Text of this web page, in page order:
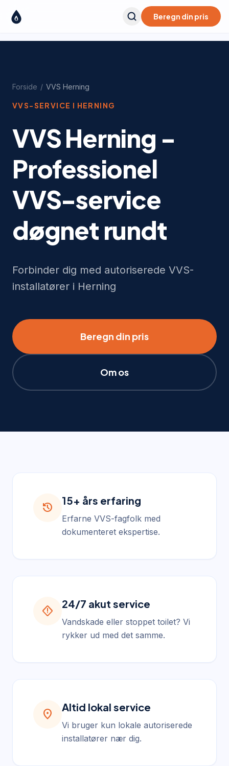
Beregn din pris
Forside / VVS Herning
VVS-SERVICE I HERNING
VVS Herning -
Professionel
VVS-service
døgnet rundt
Forbinder dig med autoriserede VVS-
installatører i Herning
Beregn din pris
Om os
history
15+ års erfaring
Erfarne VVS-fagfolk med
dokumenteret ekspertise.
emergency_home
24/7 akut service
Vandskade eller stoppet toilet? Vi
rykker ud med det samme.
location_on
Altid lokal service
Vi bruger kun lokale autoriserede
installatører nær dig.